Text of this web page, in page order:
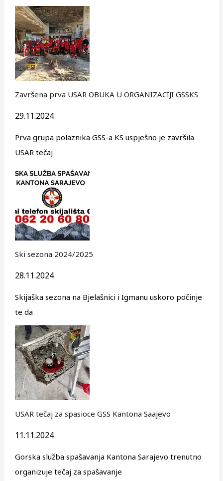
Završena prva USAR OBUKA U ORGANIZACIJI GSSKS
29.11.2024
Prva grupa polaznika GSS-a KS uspješno je završila
USAR tečaj
Ski sezona 2024/2025
28.11.2024
Skijaška sezona na Bjelašnici i Igmanu uskoro počinje
te da
USAR tečaj za spasioce GSS Kantona Saajevo
11.11.2024
Gorska služba spašavanja Kantona Sarajevo trenutno
organizuje tečaj za spašavanje